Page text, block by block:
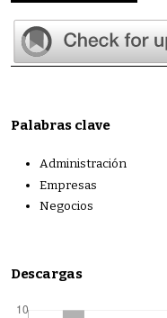
Palabras clave
Administración
Empresas
Negocios
Descargas